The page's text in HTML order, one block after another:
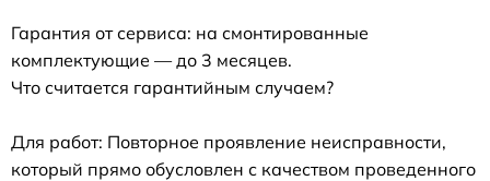
Гарантия от сервиса: на смонтированные
комплектующие — до 3 месяцев.
Что считается гарантийным случаем?
Для работ: Повторное проявление неисправности,
который прямо обусловлен с качеством проведенного